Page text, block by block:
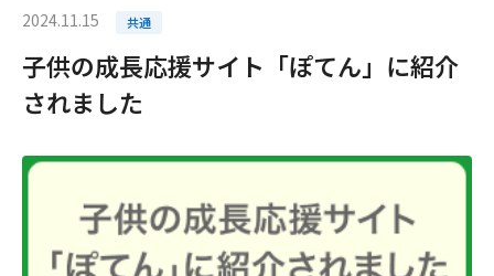
2024.11.15 共通
子供の成長応援サイト「ぽてん」に紹介
されました